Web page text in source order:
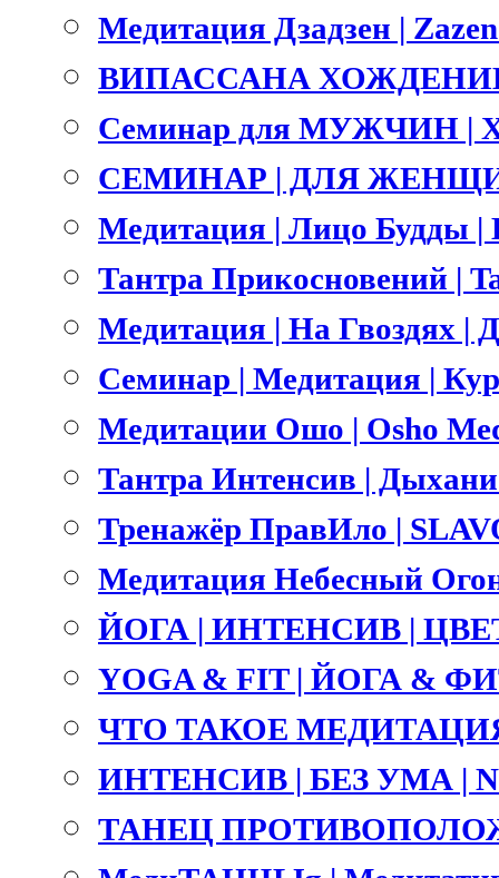
Медитация Дзадзен |
ВИПАССАНА ХОЖДЕНИЕ
Семинар для МУЖЧИН |
СЕМИНАР | ДЛЯ
Медитация | Лицо Будды |
Тантра Прикосновений |
Медитация | На Гвоздях |
Семинар | Медитация |
Медитации Ошо | Osho
Тантра Интенсив |
Тренажёр ПравИло |
Медитация Небесный
ЙОГА | ИНТЕНСИВ |
YOGA & FIT | ЙОГА &
ЧТО ТАКОЕ
ИНТЕНСИВ | БЕЗ УМА |
ТАНЕЦ